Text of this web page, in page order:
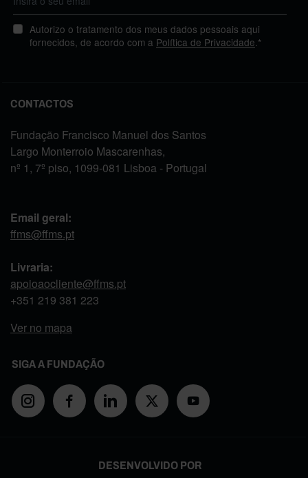
Autorizo o tratamento dos meus dados pessoais aqui
fornecidos, de acordo com a Política de Privacidade .*
CONTACTOS
Fundação Francisco Manuel dos Santos
Largo Monterroio Mascarenhas,
nº 1, 7º piso, 1099-081 Lisboa - Portugal
Email geral:
ffms@ffms.pt
Livraria:
apoioaocliente@ffms.pt
+351 219 381 223
Ver no mapa
SIGA A FUNDAÇÃO
DESENVOLVIDO POR